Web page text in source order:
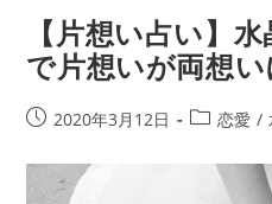
と
無
料
占
い
ど
れ？
タ
プ
【片想い占い】
で片想いが両想
投
公
2020年3月12日
投 恋愛 /